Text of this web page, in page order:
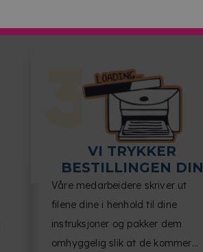
VI TRYKKER
BESTILLINGEN DIN
Våre medarbeidere skriver ut
filene dine i henhold til dine
instruksjoner og pakker dem
omhyggelig slik at de kommer